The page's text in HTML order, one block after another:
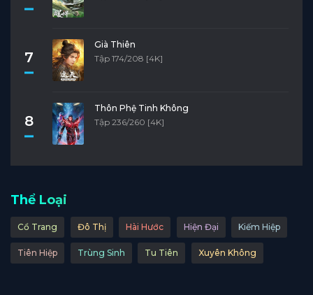
7
Già Thiên
Tập 174/208 [4K]
8
Thôn Phệ Tinh Không
Tập 236/260 [4K]
Thể Loại
Cổ Trang Đô Thị Hài Hước Hiện Đại Kiếm Hiệp
Tiên Hiệp Trùng Sinh Tu Tiên Xuyên Không